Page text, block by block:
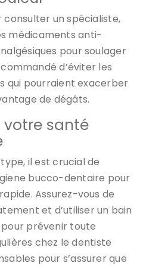
un spécialiste,
médicaments anti-
pour soulager
d’éviter les
qui pourraient exacerber
de dégâts.
votre santé
il est crucial de
bucco-dentaire pour
rapide. Assurez-vous de
et d’utiliser un bain
prévenir toute
chez le dentiste
pour s’assurer que